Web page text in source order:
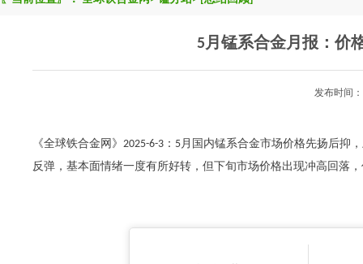
5月锰系合金月报：价
发布时间
《全球铁合金网》2025-6-3：5月国内锰系合金市场价格先扬后
反弹，基本面情绪一度有所好转，但下旬市场价格出现冲高回落